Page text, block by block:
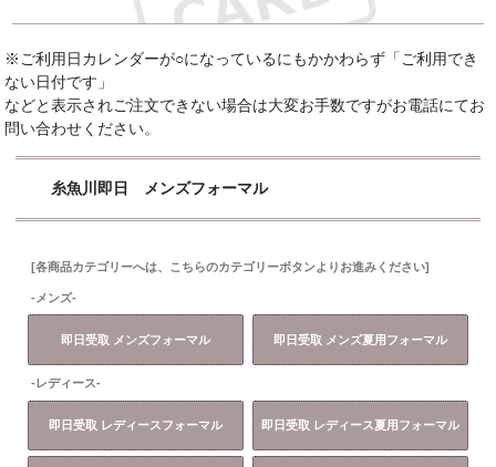
※ご利用日カレンダーが○になっているにもかかわらず「ご利用でき
ない日付です」
などと表示されご注文できない場合は大変お手数ですがお電話にてお
問い合わせください。
糸魚川即日 メンズフォーマル
[各商品カテゴリーへは、こちらのカテゴリーボタンよりお進みください]
-メンズ-
即日受取 メンズフォーマル 即日受取 メンズ夏用フォーマル
-レディース-
即日受取 レディースフォーマル 即日受取 レディース夏用フォーマル